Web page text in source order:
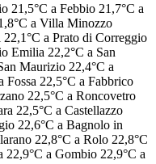
21,5°C a Febbio 21,7°C a
a Villa Minozzo
a Prato di Correggio
Emilia 22,2°C a San
Maurizio 22,4°C a
Fossa 22,5°C a Fabbrico
22,5°C a Roncovetro
22,5°C a Castellazzo
22,6°C a Bagnolo in
22,8°C a Rolo 22,8°C
22,9°C a Gombio 22,9°C a